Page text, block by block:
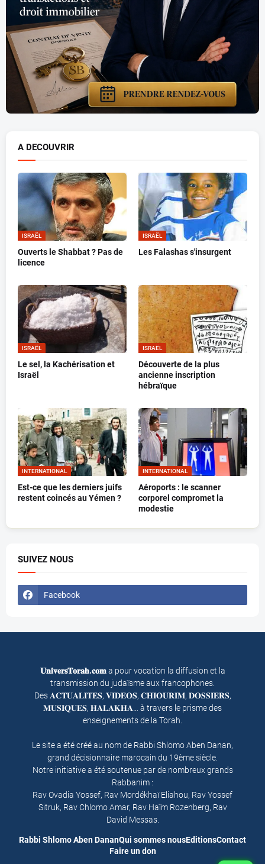
A DECOUVRIR
ISRAËL
Ouverts le Shabbat ? Pas de
licence
ISRAËL
Les Falashas s'insurgent
ISRAËL
Le sel, la Kachérisation et
Israël
ISRAËL
Découverte de la plus
ancienne inscription
hébraïque
INTERNATIONAL
Est-ce que les derniers juifs
restent coincés au Yémen ?
INTERNATIONAL
Aéroports : le scanner
corporel compromet la
modestie
SUIVEZ NOUS
Facebook
𝐔𝐧𝐢𝐯𝐞𝐫𝐬𝐓𝐨𝐫𝐚𝐡.𝐜𝐨𝐦a pour vocation la diffusion et la
transmission du judaïsme aux francophones.
Des 𝐀𝐂𝐓𝐔𝐀𝐋𝐈𝐓𝐄𝐒, 𝐕𝐈𝐃𝐄𝐎𝐒, 𝐂𝐇𝐈𝐎𝐔𝐑𝐈𝐌, 𝐃𝐎𝐒𝐒𝐈𝐄𝐑𝐒,
𝐌𝐔𝐒𝐈𝐐𝐔𝐄𝐒, 𝐇𝐀𝐋𝐀𝐊𝐇𝐀… à travers le prisme des
enseignements de la Torah.
Le site a été créé au nom de Rabbi Shlomo Aben Danan,
grand décisionnaire marocain du 19ème siècle.
Notre initiative a été soutenue par de nombreux grands
Rabbanim :
Rav Ovadia Yossef, Rav Mordékhaï Eliahou, Rav Yossef
Sitruk, Rav Chlomo Amar, Rav Haïm Rozenberg, Rav
David Messas.
Rabbi Shlomo Aben DananQui sommes nousEditionsContact
Faire un don